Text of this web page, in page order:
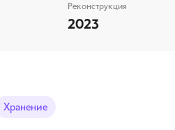
Реконструкция
2023
Хранение